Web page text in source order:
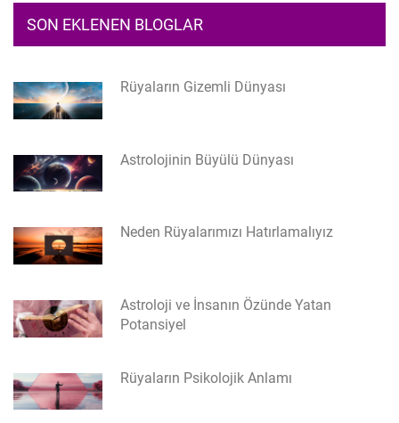
SON EKLENEN BLOGLAR
Rüyaların Gizemli Dünyası
Astrolojinin Büyülü Dünyası
Neden Rüyalarımızı Hatırlamalıyız
Astroloji ve İnsanın Özünde Yatan
Potansiyel
Rüyaların Psikolojik Anlamı